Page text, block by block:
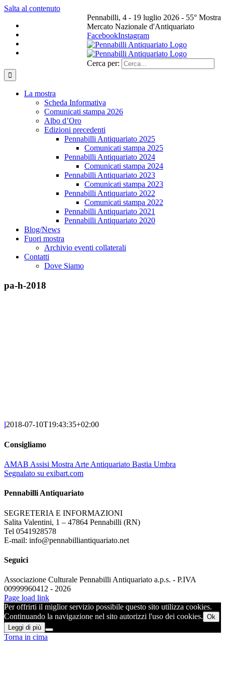
Salta al contenuto
Pennabilli, 4 - 19 luglio 2026 - 55° Mostra
Mercato Nazionale d'Antiquariato
FacebookInstagram
Cerca per:
La mostra
Scheda Informativa
Comunicati stampa 2026
Albo d’Oro
Edizioni precedenti
Pennabilli Antiquariato 2025
Comunicati stampa 2025
Pennabilli Antiquariato 2024
Comunicati stampa 2024
Pennabilli Antiquariato 2023
Comunicati stampa 2023
Pennabilli Antiquariato 2022
Comunicati stampa 2022
Pennabilli Antiquariato 2021
Pennabilli Antiquariato 2020
Blog/News
Fuori mostra
Archivio eventi collaterali
Contatti
Dove Siamo
pa-h-2018
l2018-07-10T19:43:35+02:00
Consigliamo
AMAB Assisi Mostra Arte Antiquariato Bastia Umbra
Segnalato su exibart.com
Pennabilli Antiquariato
SEGRETERIA E INFORMAZIONI
Salita Valentini, 1 – 47864 Pennabilli (RN)
Tel 0541928578
E-mail: info@pennabilliantiquariato.net
Seguici
Associazione Culturale Pennabilli Antiquariato a.p.s. - P.IVA
00999960412 - 2026
Page load link
Per offrirti il miglior servizio possibile questo sito utilizza cookies.
Continuando la navigazione nel sito autorizzi l'uso dei cookies. Ok
Leggi di più
Torna in cima